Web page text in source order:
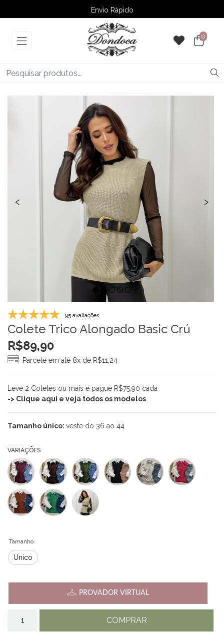
Envio Rápido
➚ Ofertas– Até 60% OFF
0
‹ ›
95 avaliações
Colete Trico Alongado Basic Crú
R$89,90
Parcele em até 8x de R$11,24
Leve 2 Coletes ou mais e pague R$75,90 cada
-> Clique aqui e veja todos os modelos
Tamanho único: veste do 36 ao 44
VARIAÇÕES
Tamanho
Único
PROVADOR VIRTUAL
COMPRAR